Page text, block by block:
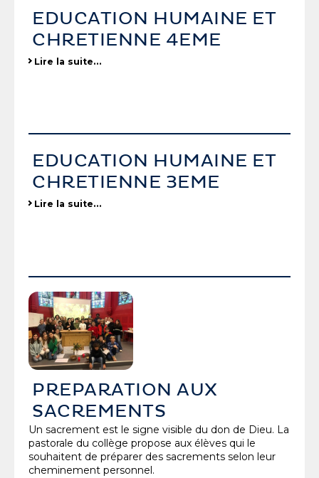
EDUCATION HUMAINE ET
CHRETIENNE 4EME
Lire la suite…
EDUCATION HUMAINE ET
CHRETIENNE 3EME
Lire la suite…
PREPARATION AUX
SACREMENTS
Un sacrement est le signe visible du don de Dieu. La
pastorale du collège propose aux élèves qui le
souhaitent de préparer des sacrements selon leur
cheminement personnel.